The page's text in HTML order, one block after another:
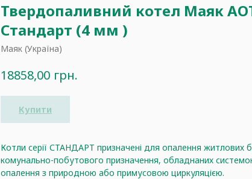
Твердопаливний котел Маяк
Стандарт (4 мм )
Маяк (Україна)
18858,00 грн.
Купити
Котли серії СТАНДАРТ призначені для опалення житлових
комунально-побутового призначення, обладнаних
опалення з природною або примусовою циркуляцією.